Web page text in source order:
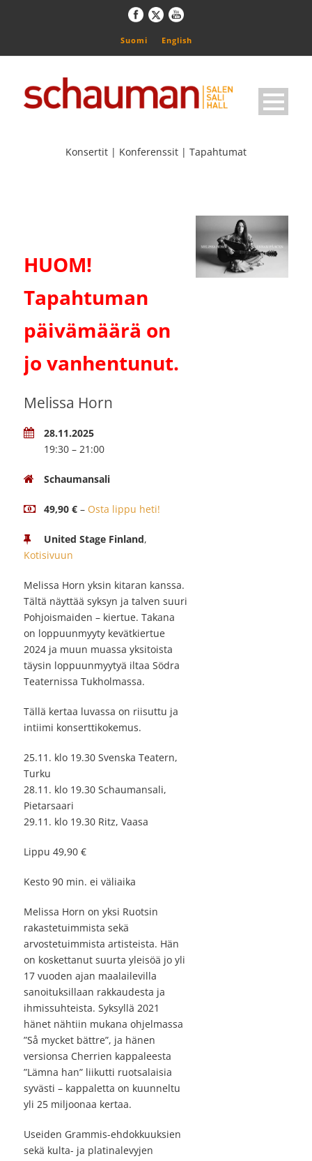
Suomi English
Konsertit | Konferenssit | Tapahtumat
HUOM!
Tapahtuman
päivämäärä on
jo vanhentunut.
Melissa Horn
28.11.2025
19:30 – 21:00
Schaumansali
49,90 € – Osta lippu heti!
United Stage Finland,
Kotisivuun
Melissa Horn yksin kitaran kanssa.
Tältä näyttää syksyn ja talven suuri
Pohjoismaiden – kiertue. Takana
on loppuunmyyty kevätkiertue
2024 ja muun muassa yksitoista
täysin loppuunmyytyä iltaa Södra
Teaternissa Tukholmassa.
Tällä kertaa luvassa on riisuttu ja
intiimi konserttikokemus.
25.11. klo 19.30 Svenska Teatern,
Turku
28.11. klo 19.30 Schaumansali,
Pietarsaari
29.11. klo 19.30 Ritz, Vaasa
Lippu 49,90 €
Kesto 90 min. ei väliaika
Melissa Horn on yksi Ruotsin
rakastetuimmista sekä
arvostetuimmista artisteista. Hän
on koskettanut suurta yleisöä jo yli
17 vuoden ajan maalailevilla
sanoituksillaan rakkaudesta ja
ihmissuhteista. Syksyllä 2021
hänet nähtiin mukana ohjelmassa
”Så mycket bättre”, ja hänen
versionsa Cherrien kappaleesta
”Lämna han” liikutti ruotsalaisia
syvästi – kappaletta on kuunneltu
yli 25 miljoonaa kertaa.
Useiden Grammis-ehdokkuuksien
sekä kulta- ja platinalevyjen